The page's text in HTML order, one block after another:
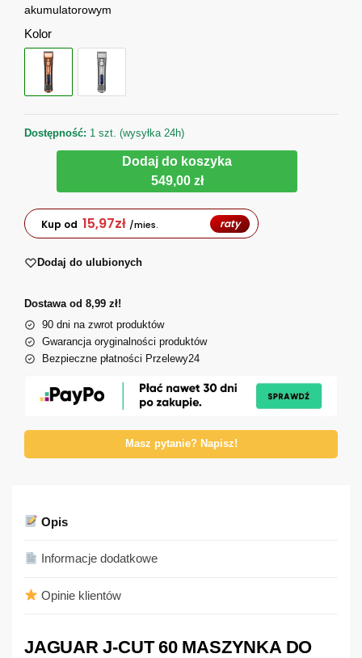
akumulatorowym
Kolor
Dostępność: 1 szt. (wysyłka 24h)
Dodaj do koszyka
549,00 zł
Kup od 15,97zł /mies. raty
Dodaj do ulubionych
Dostawa od 8,99 zł!
90 dni na zwrot produktów
Gwarancja oryginalności produktów
Bezpieczne płatności Przelewy24
Masz pytanie? Napisz!
Opis
Informacje dodatkowe
Opinie klientów
JAGUAR J-CUT 60 MASZYNKA DO